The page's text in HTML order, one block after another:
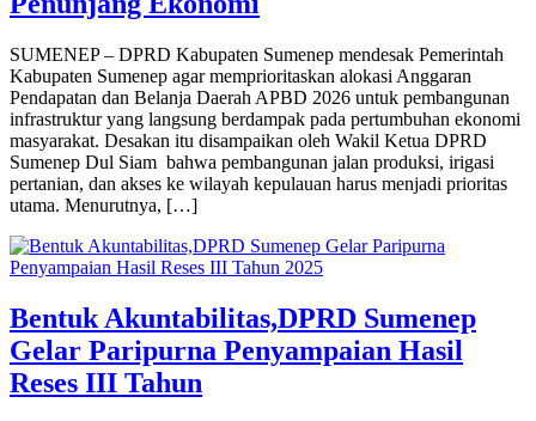
SUMENEP – DPRD Kabupaten Sumenep mendesak Pemerintah
Kabupaten Sumenep agar memprioritaskan alokasi Anggaran
Pendapatan dan Belanja Daerah APBD 2026 untuk pembangunan
infrastruktur yang langsung berdampak pada pertumbuhan ekonomi
masyarakat. Desakan itu disampaikan oleh Wakil Ketua DPRD
Sumenep Dul Siam bahwa pembangunan jalan produksi, irigasi
pertanian, dan akses ke wilayah kepulauan harus menjadi prioritas
utama. Menurutnya, […]
Bentuk Akuntabilitas,DPRD Sumenep
Gelar Paripurna Penyampaian Hasil
Reses III Tahun